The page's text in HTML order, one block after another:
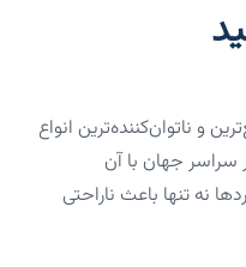
و ناتوان‌کننده‌ترین انواع
سراسر جهان با آن
نه تنها باعث ناراحتی